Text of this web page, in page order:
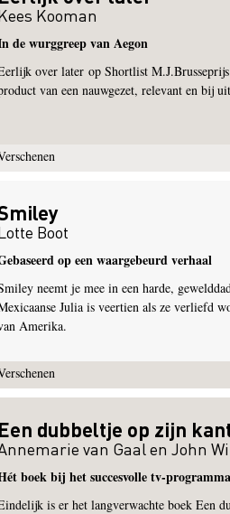
Kooman
de wurggreep van Aegon
over later op Shortlist
van een nauwgezet, relevant en bij
Boot
op een waargebeurd verhaal
neemt je mee in een harde,
Julia is veertien als ze verliefd
Amerika.
Een dubbeltje op zijn
van Gaalen John
boek bij het succesvolle tv-programma
is er het langverwachte boek Een